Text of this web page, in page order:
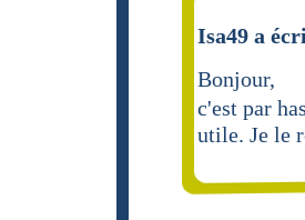
Isa49 a
Bonjour,
c'est par
utile. Je le